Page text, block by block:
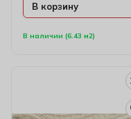
В наличии (6.43 м2)
В корзину